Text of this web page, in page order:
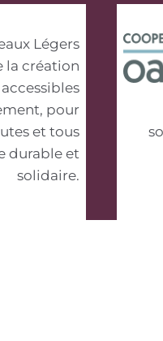
Légers
la création
pour
et tous
durable et
solidaire.